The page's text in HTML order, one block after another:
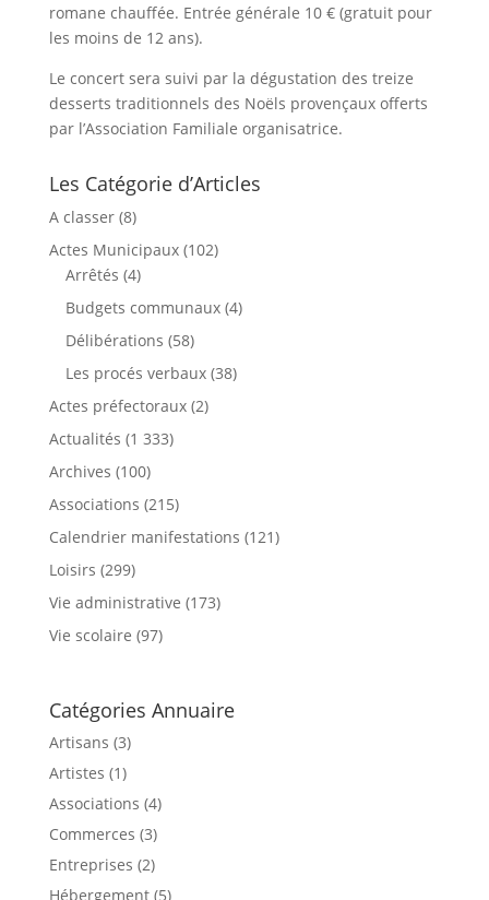
romane chauffée. Entrée générale 10 € (gratuit pour
les moins de 12 ans).
Le concert sera suivi par la dégustation des treize
desserts traditionnels des Noëls provençaux offerts
par l’Association Familiale organisatrice.
Les Catégorie d’Articles
A classer(8)
Actes Municipaux(102)
Arrêtés (4)
Budgets communaux(4)
Délibérations (58)
Les procés verbaux(38)
Actes préfectoraux(2)
Actualités (1 333)
Archives (100)
Associations (215)
Calendrier manifestations (121)
Loisirs (299)
Vie administrative (173)
Vie scolaire (97)
Catégories Annuaire
Artisans (3)
Artistes (1)
Associations (4)
Commerces (3)
Entreprises (2)
Hébergement (5)